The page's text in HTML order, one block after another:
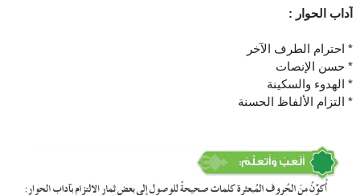
آداب الحوار :
* احترام الطرف الآخر
* حسن الإنصات
* الهدوء والسكينة
* التزام الألفاظ الحسنة